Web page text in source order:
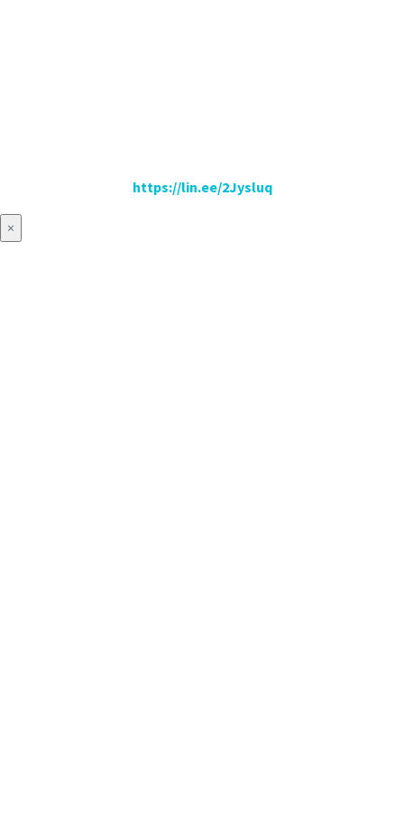
https://lin.ee/2Jysluq
×